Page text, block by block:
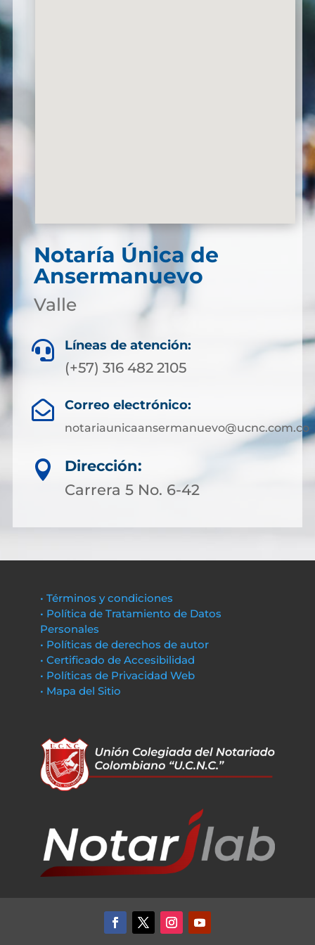
Notaría Única de
Ansermanuevo
Valle
 Líneas de atención:
(+57) 316 482 2105
 Correo electrónico:
notariaunicaansermanuevo@ucnc.com.co

Dirección:
Carrera 5 No. 6-42
• Términos y condiciones
• Política de Tratamiento de Datos
Personales
• Políticas de derechos de autor
• Certificado de Accesibilidad
• Políticas de Privacidad Web
• Mapa del Sitio